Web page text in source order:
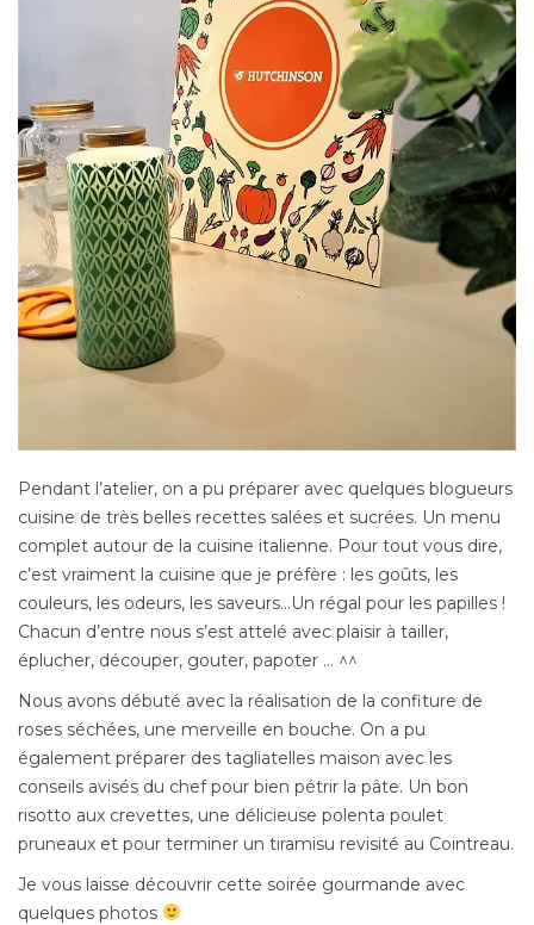
Pendant l’atelier, on a pu préparer avec quelques blogueurs
cuisine de très belles recettes salées et sucrées. Un menu
complet autour de la cuisine italienne. Pour tout vous dire,
c’est vraiment la cuisine que je préfère : les goûts, les
couleurs, les odeurs, les saveurs…Un régal pour les papilles !
Chacun d’entre nous s’est attelé avec plaisir à tailler,
éplucher, découper, gouter, papoter … ^^
Nous avons débuté avec la réalisation de la confiture de
roses séchées, une merveille en bouche. On a pu
également préparer des tagliatelles maison avec les
conseils avisés du chef pour bien pétrir la pâte. Un bon
risotto aux crevettes, une délicieuse polenta poulet
pruneaux et pour terminer un tiramisu revisité au Cointreau.
Je vous laisse découvrir cette soirée gourmande avec
quelques photos